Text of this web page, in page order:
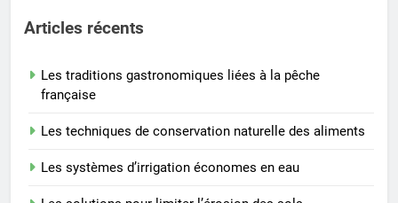
Articles récents
Les traditions gastronomiques liées à la pêche
française
Les techniques de conservation naturelle des aliments
Les systèmes d’irrigation économes en eau